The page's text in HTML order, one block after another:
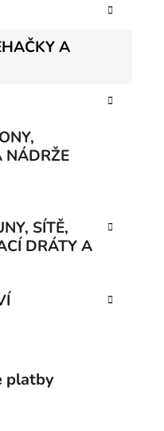
A
NÁDRŽE
SÍTĚ,
DRÁTY A
platby